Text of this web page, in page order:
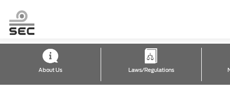
About Us Laws/Regulations